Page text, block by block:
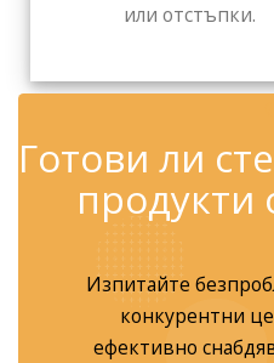
или отстъпки.
Готови ли
продукти
Изпитайте
конкурентни
ефективно